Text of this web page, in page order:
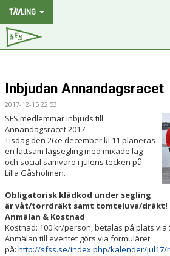
TÄVLING
NYHETER
PROGRAM
2.4 MR RANK
SOTEPOKALEN
PÅSKDAGSRACET
GRÖTÖ-CUP
POÄNGSEGLING
Inbjudan Annandagsracet
2017-12-15 22:53
SFS medlemmar inbjuds till
Annandagsracet 2017
Tisdag den 26:e december kl 11 planeras
en lättsam lagsegling med mixade lag
och social samvaro i julens tecken på
Lilla Gåsholmen.
Obligatorisk klädkod under segling
är våt/torrdräkt samt tomteluva/dräkt!
Anmälan & Kostnad
Kostnad: 100 kr/person, betalas på plats via
Anmälan till eventet görs via formuläret
på: http://sfss.se/index.php/kalender/jul17/